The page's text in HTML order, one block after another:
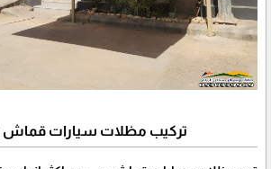
تركيب مظلات سيارات قماش